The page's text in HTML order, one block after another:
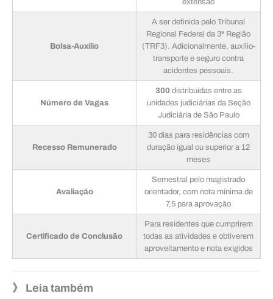
Bolsa-Auxílio
A ser definida pelo Tribunal
Regional Federal da 3ª Região
(TRF3). Adicionalmente, auxílio-
transporte e seguro contra
acidentes pessoais.
Número de Vagas
300 distribuídas entre as
unidades judiciárias da Seção
Judiciária de São Paulo
Recesso Remunerado
30 dias para residências com
duração igual ou superior a 12
meses
Avaliação
Semestral pelo magistrado
orientador, com nota mínima de
7,5 para aprovação
Certificado de Conclusão
Para residentes que cumprirem
todas as atividades e obtiverem
aproveitamento e nota exigidos
》 Leia também